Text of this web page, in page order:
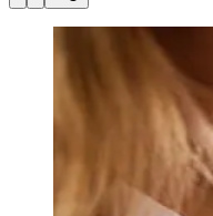
MilitarItapevi
CristinaJardim Maria Helena
Aldeinha
Parque dos
Vila Engenho Novo
Para Sua Empresa
Guia de Empresas
Novo
Publicidade Legal